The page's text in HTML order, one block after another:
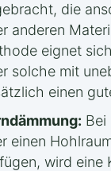
die
anderen
eignet
solche mit
einen
Bei
einen
wird eine